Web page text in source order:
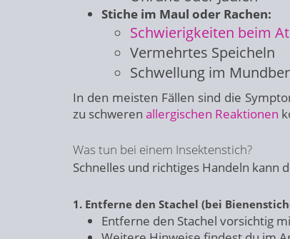
Stiche im Maul oder Rachen:
Schwierigkeiten beim
Vermehrtes Speicheln
Schwellung im
In den meisten Fällen sind die
zu schweren allergischen Reaktionen
Was tun bei einem Insektenstich?
Schnelles und richtiges Handeln kann
1. Entferne den Stachel (bei
Entferne den Stachel vorsichtig